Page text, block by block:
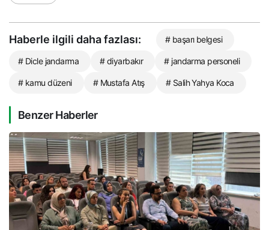
Haberle ilgili daha fazlası: # başarı belgesi
# Dicle jandarma # diyarbakır # jandarma personeli
# kamu düzeni # Mustafa Atış # Salih Yahya Koca
Benzer Haberler